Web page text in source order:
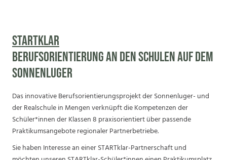
STARTklar
Berufsorientierung an den Schulen auf dem
Sonnenluger
Das innovative Berufsorientierungsprojekt der Sonnenluger- und
der Realschule in Mengen verknüpft die Kompetenzen der
Schüler*innen der Klassen 8 praxisorientiert über passende
Praktikumsangebote regionaler Partnerbetriebe.
Sie haben Interesse an einer STARTklar-Partnerschaft und